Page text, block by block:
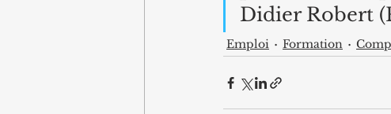
Didier Robert
Emploi Formation